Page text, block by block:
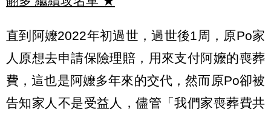
直到阿嬤2022年初過世，過世後1周，原Po家
人原想去申請保險理賠，用來支付阿嬤的喪葬
費，這也是阿嬤多年來的交代，然而原Po卻被
告知家人不是受益人，儘管「我們家喪葬費共